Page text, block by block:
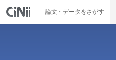
論文・データをさがす